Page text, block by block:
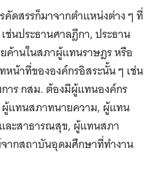
ดสรรก็มาจากตำแหน่งต่าง ๆ ที่
นประธานศาลฎีกา, ประธาน
านในสภาผู้แทนราษฎร หรือ
น้าที่ขององค์กรอิสระนั้น ๆ เช่น
าร กสม. ต้องมีผู้แทนองค์กร
แทนสภาทนายความ, ผู้แทน
ละสาธารณสุข, ผู้แทนสภา
ากสถาบันอุดมศึกษาที่ทำงาน